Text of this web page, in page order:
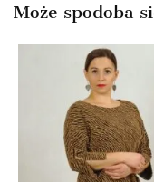
Może spodoba